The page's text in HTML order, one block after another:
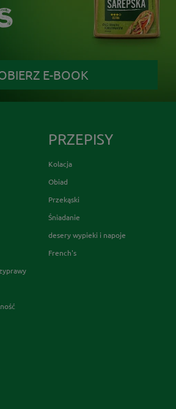
E-BOOK
PRZEPISY
Kolacja
Obiad
Przekąski
Śniadanie
desery wypieki i napoje
French's